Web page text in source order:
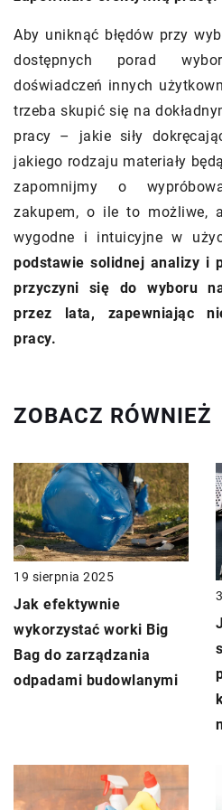
Aby uniknąć błędów przy
dostępnych porad
doświadczeń innych
trzeba skupić się na
pracy – jakie siły
jakiego rodzaju materiały
zapomnijmy o
zakupem, o ile to możliwe,
wygodne i intuicyjne w
podstawie solidnej analizy i
przyczyni się do wyboru
przez lata, zapewniając
pracy.
ZOBACZ RÓWNIEŻ
19 sierpnia 2025
Jak efektywnie
wykorzystać worki Big
Bag do zarządzania
odpadami budowlanymi